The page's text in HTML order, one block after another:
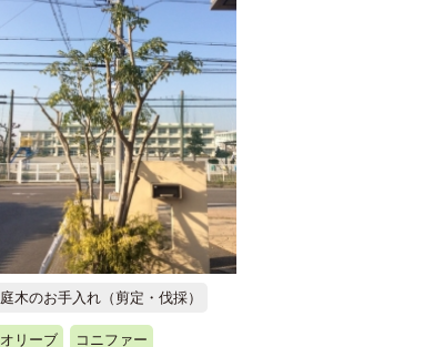
庭木のお手入れ（剪定・伐採）
オリーブ コニファー